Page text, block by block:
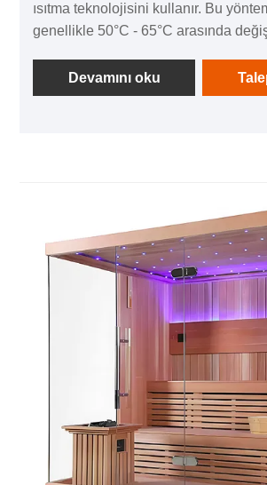
ısıtma teknolojisini kullanır. Bu
genellikle 50°C - 65°C arasında
yumuşaktır ve aşırı ısı olmadan
tercih edenler için idealdir.
Devamını oku